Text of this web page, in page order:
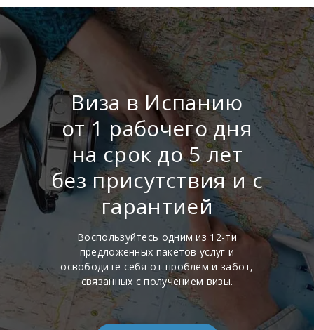
Виза в Испанию
от 1 рабочего дня
на срок до 5 лет
без присутствия и с
гарантией
Воспользуйтесь одним из 12-ти
предложенных пакетов услуг и
освободите себя от проблем и забот,
связанных с получением визы.